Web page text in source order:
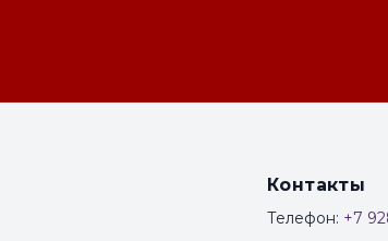
Контакты
Телефон: +7